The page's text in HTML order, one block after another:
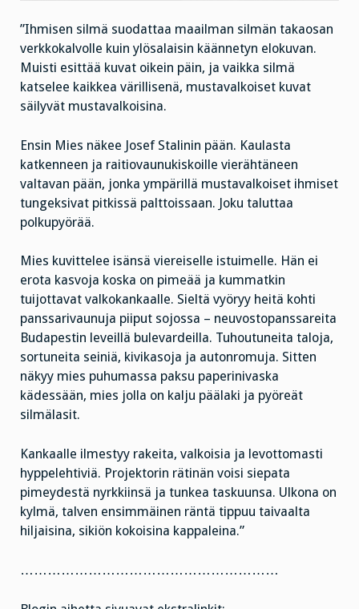
”Ihmisen silmä suodattaa maailman silmän takaosan
verkkokalvolle kuin ylösalaisin käännetyn elokuvan.
Muisti esittää kuvat oikein päin, ja vaikka silmä
katselee kaikkea värillisenä, mustavalkoiset kuvat
säilyvät mustavalkoisina.
Ensin Mies näkee Josef Stalinin pään. Kaulasta
katkenneen ja raitiovaunukiskoille vierähtäneen
valtavan pään, jonka ympärillä mustavalkoiset ihmiset
tungeksivat pitkissä palttoissaan. Joku taluttaa
polkupyörää.
Mies kuvittelee isänsä viereiselle istuimelle. Hän ei
erota kasvoja koska on pimeää ja kummatkin
tuijottavat valkokankaalle. Sieltä vyöryy heitä kohti
panssarivaunuja piiput sojossa – neuvostopanssareita
Budapestin leveillä bulevardeilla. Tuhoutuneita taloja,
sortuneita seiniä, kivikasoja ja autonromuja. Sitten
näkyy mies puhumassa paksu paperinivaska
kädessään, mies jolla on kalju päälaki ja pyöreät
silmälasit.
Kankaalle ilmestyy rakeita, valkoisia ja levottomasti
hyppelehtiviä. Projektorin rätinän voisi siepata
pimeydestä nyrkkiinsä ja tunkea taskuunsa. Ulkona on
kylmä, talven ensimmäinen räntä tippuu taivaalta
hiljaisina, sikiön kokoisina kappaleina.”
…………………………………………………